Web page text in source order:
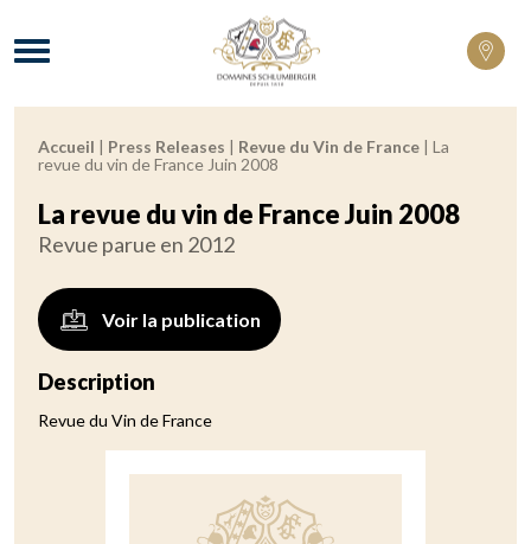
Domaines Schlumberger Vignerons
Menu
Fil d'Ariane :
Accueil | Press Releases | Revue du Vin de France | La
revue du vin de France Juin 2008
La revue du vin de France Juin 2008
Revue parue en 2012
Voir la publication
Description
Revue du Vin de France